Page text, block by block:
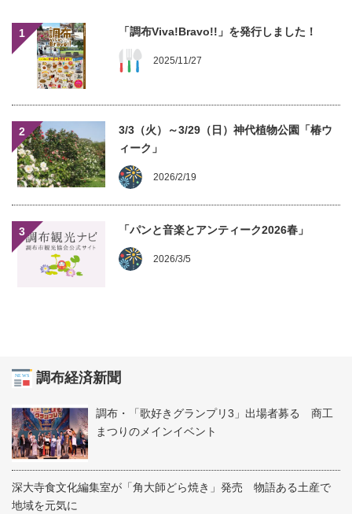
1 「調布Viva!Bravo!!」を発行しました！
2025/11/27
2
3/3（火）～3/29（日）神代植物公園「椿ウ
ィーク」
2026/2/19
3 「パンと音楽とアンティーク2026春」
2026/3/5
調布経済新聞
調布・「歌好きグランプリ3」出場者募る 商工
まつりのメインイベント
深大寺食文化編集室が「角大師どら焼き」発売 物語ある土産で
地域を元気に